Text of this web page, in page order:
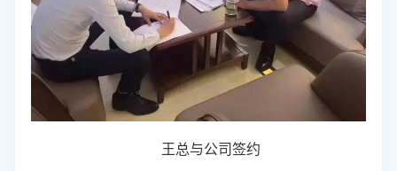
王总与公司签约